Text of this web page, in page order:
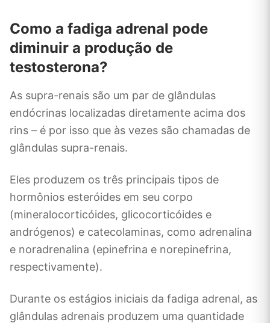
Como a fadiga adrenal pode
diminuir a produção de
testosterona?
As supra-renais são um par de glândulas
endócrinas localizadas diretamente acima dos
rins – é por isso que às vezes são chamadas de
glândulas supra-renais.
Eles produzem os três principais tipos de
hormônios esteróides em seu corpo
(mineralocorticóides, glicocorticóides e
andrógenos) e catecolaminas, como adrenalina
e noradrenalina (epinefrina e norepinefrina,
respectivamente).
Durante os estágios iniciais da fadiga adrenal, as
glândulas adrenais produzem uma quantidade